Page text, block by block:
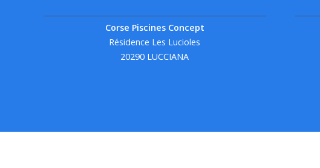
Corse Piscines Concept
Résidence Les Lucioles
20290 LUCCIANA